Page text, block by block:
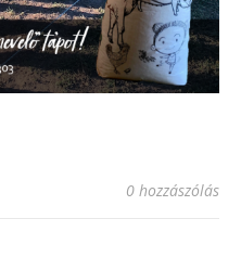
0 hozzászólás